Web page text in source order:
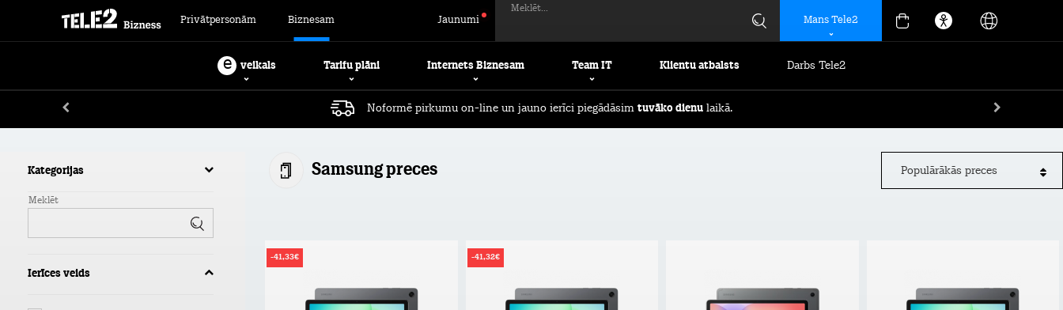
Privātpersonām Biznesam Jaunumi
Meklēt...
Mans Tele2
e veikals Tarifu plāni Internets Biznesam Team IT Klientu atbalsts Darbs Tele2
Noformē pirkumu on-line un jauno ierīci piegādāsim tuvāko dienu laikā.
Kategorijas
Meklēt
Ierīces veids
Samsung preces Populārākās preces
-41,33€ -41,32€